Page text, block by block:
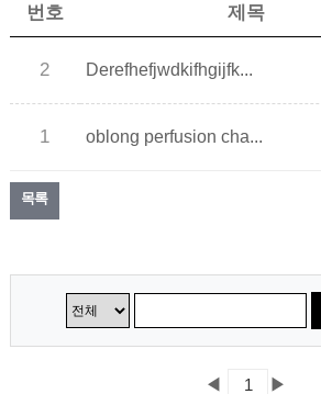
번호 제목
2 Derefhefjwdkifhgijfk...
1 oblong perfusion cha...
목록
◀ 1 ▶